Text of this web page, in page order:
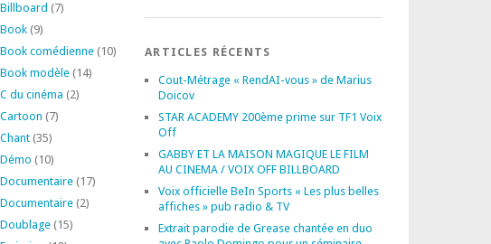
Billboard (7)
Book(9)
Book comédienne(10)
Book modèle(14)
C du cinéma (2)
Cartoon (7)
Chant(35)
Démo (10)
Documentaire(17)
Documentaire(2)
Doublage(15)
ARTICLES RÉCENTS
Cout-Métrage « RendAI-vous » de Marius
Doicov
STAR ACADEMY 200ème prime sur TF1 Voix
Off
GABBY ET LA MAISON MAGIQUE LE FILM
AU CINEMA / VOIX OFF BILLBOARD
Voix officielle BeIn Sports « Les plus belles
affiches » pub radio & TV
Extrait parodie de Grease chantée en duo